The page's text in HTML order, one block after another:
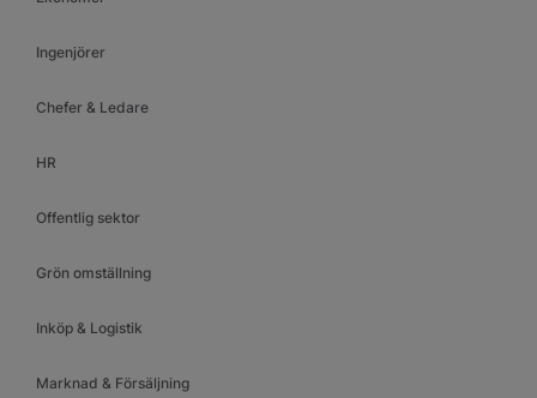
Ingenjörer
Chefer & Ledare
HR
Offentlig sektor
Grön omställning
Inköp & Logistik
Marknad & Försäljning